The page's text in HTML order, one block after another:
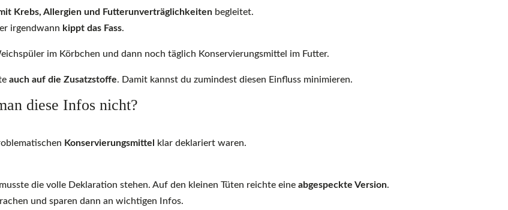
Krebs, Allergien und Futterunverträglichkeiten begleitet.
irgendwann kippt das Fass.
im Körbchen und dann noch täglich Konservierungsmittel im Futter.
auch auf die Zusatzstoffe. Damit kannst du zumindest diesen Einfluss minimieren.
diese Infos nicht?
Konservierungsmittel
klar deklariert waren.
musste die volle Deklaration stehen. Auf den kleinen Tüten reichte eineabgespeckte Version.
und sparen dann an wichtigen Infos.